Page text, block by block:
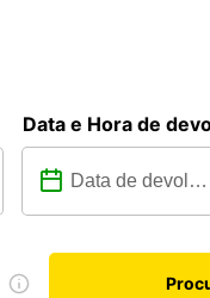
Data e Hora de